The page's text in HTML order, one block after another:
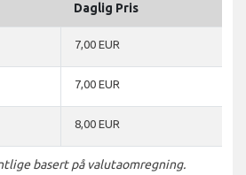
Daglig Pris
7,00 EUR
7,00 EUR
8,00 EUR
basert på valutaomregning.